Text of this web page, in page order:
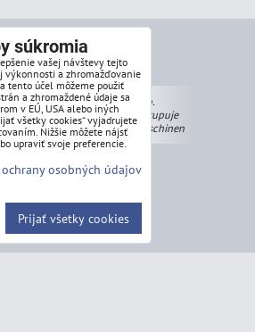
stroje
BR Export, s.r.o.
obchodne zastupuje
Holzmann Maschinen
súkromia
vašej návštevy tejto
výkonnosti a zhromažďovanie
tento účel môžeme použiť
a zhromaždené údaje sa
v EÚ, USA alebo iných
všetky cookies“ vyjadrujete
Nižšie môžete nájsť
upraviť svoje preferencie.
ochrany osobných údajov
Prijať všetky cookies